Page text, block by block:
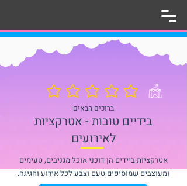
אין עדיין דירוגים
ברוכים הבאים
בידיים טובות - אטרקציות
לאירועים
אטרקציות ביידים הן דוכני אוכל מגניבים, טעימים
ומעוצבים שמוסיפים טעם וצבע לכל אירוע וחגיגה.